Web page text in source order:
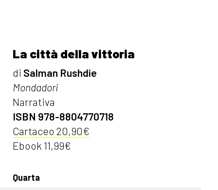
La città della vittoria
di Salman Rushdie
Mondadori
Narrativa
ISBN 978-8804770718
Cartaceo 20,90€
Ebook 11,99€
Quarta